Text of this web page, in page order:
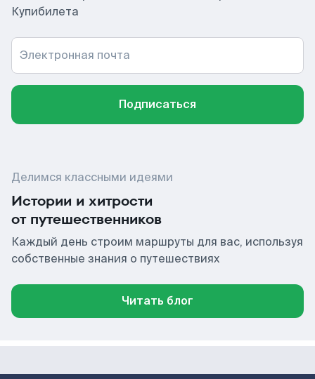
Купибилета
Электронная почта
Подписаться
Делимся классными идеями
Истории и хитрости
от путешественников
Каждый день строим маршруты для вас, используя
собственные знания о путешествиях
Читать блог